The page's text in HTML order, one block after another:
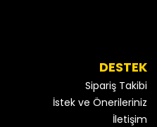
DESTEK
Sipariş Takibi
İstek ve Önerileriniz
İletişim